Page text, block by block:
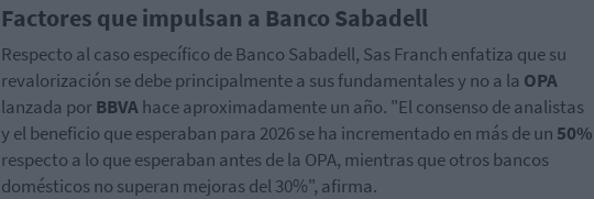
Factores que impulsan a Banco Sabadell
Respecto al caso específico de Banco Sabadell, Sas Franch enfatiza que su
revalorización se debe principalmente a sus fundamentales y no a la OPA
lanzada porBBVAhace aproximadamente un año. "El consenso de analistas
y el beneficio que esperaban para 2026 se ha incrementado en más de un 50%
respecto a lo que esperaban antes de la OPA, mientras que otros bancos
domésticos no superan mejoras del 30%", afirma.